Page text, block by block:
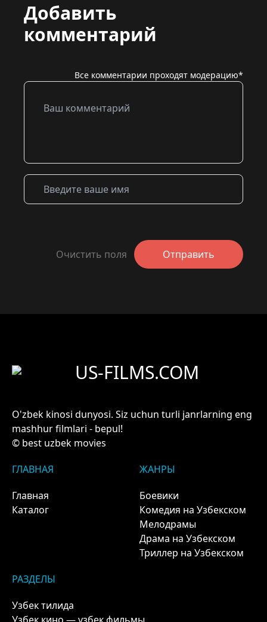
Добавить
комментарий
Все комментарии проходят модерацию*
Очистить поля Отправить
US-FILMS.COM
O'zbek kinosi dunyosi. Siz uchun turli janrlarning eng
mashhur filmlari - bepul!
© best uzbek movies
ГЛАВНАЯ
Главная
Каталог
ЖАНРЫ
Боевики
Комедия на Узбекском
Мелодрамы
Драма на Узбекском
Триллер на Узбекском
РАЗДЕЛЫ
Узбек тилида